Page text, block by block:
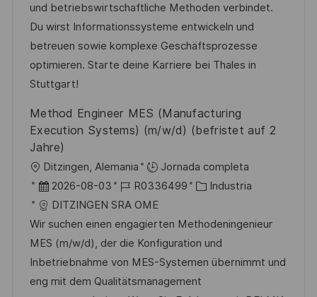
c
i
ó
n
a
d
e
p
u
l
c
a
c
i
ó
n
e
m
p
l
g
o
r
und betriebswirtschaftliche Methoden verbindet.
Du wirst Informationssysteme entwickeln und
betreuen sowie komplexe Geschäftsprozesse
optimieren. Starte deine Karriere bei Thales in
Stuttgart!
Method Engineer MES (Manufacturing
Execution Systems) (m/w/d) (befristet auf 2
Jahre)
U
b
c
a
c
i
Ditzingen, Alemania
Jornada completa
F
e
c
h
a
d
2026-08-03
I
D
d
e
e
m
R0336499
C
t
e
g
o
Industria
DITZINGEN SRA OME
Wir suchen einen engagierten Methodeningenieur
MES (m/w/d), der die Konfiguration und
Inbetriebnahme von MES-Systemen übernimmt und
eng mit dem Qualitätsmanagement